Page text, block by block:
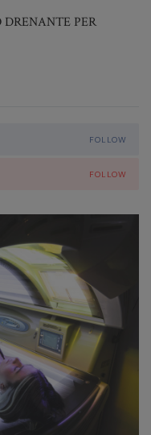
DRENANTE PER
FOLLOW
FOLLOW